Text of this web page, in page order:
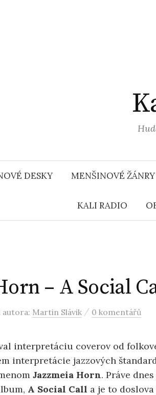
DESKY MENŠINOVÉ ŽÁNRY
KALI RADIO
– A Social
autora: Martin Slávik / 0 komentářů
interpretáciu coverov od
interpretácie jazzových
Jazzmeia Horn. Práve
A Social Call a je to